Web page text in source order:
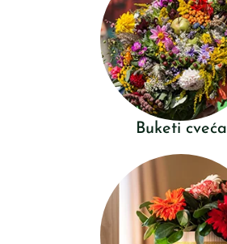
Buketi cveća